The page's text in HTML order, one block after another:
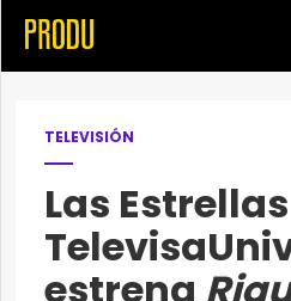
TELEVISIÓN
Las
estrena